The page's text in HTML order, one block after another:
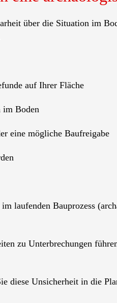
über die Situation im
auf Ihrer Fläche
im Boden
eine mögliche Baufreigabe
laufenden Bauprozess
zu Unterbrechungen
diese Unsicherheit in die